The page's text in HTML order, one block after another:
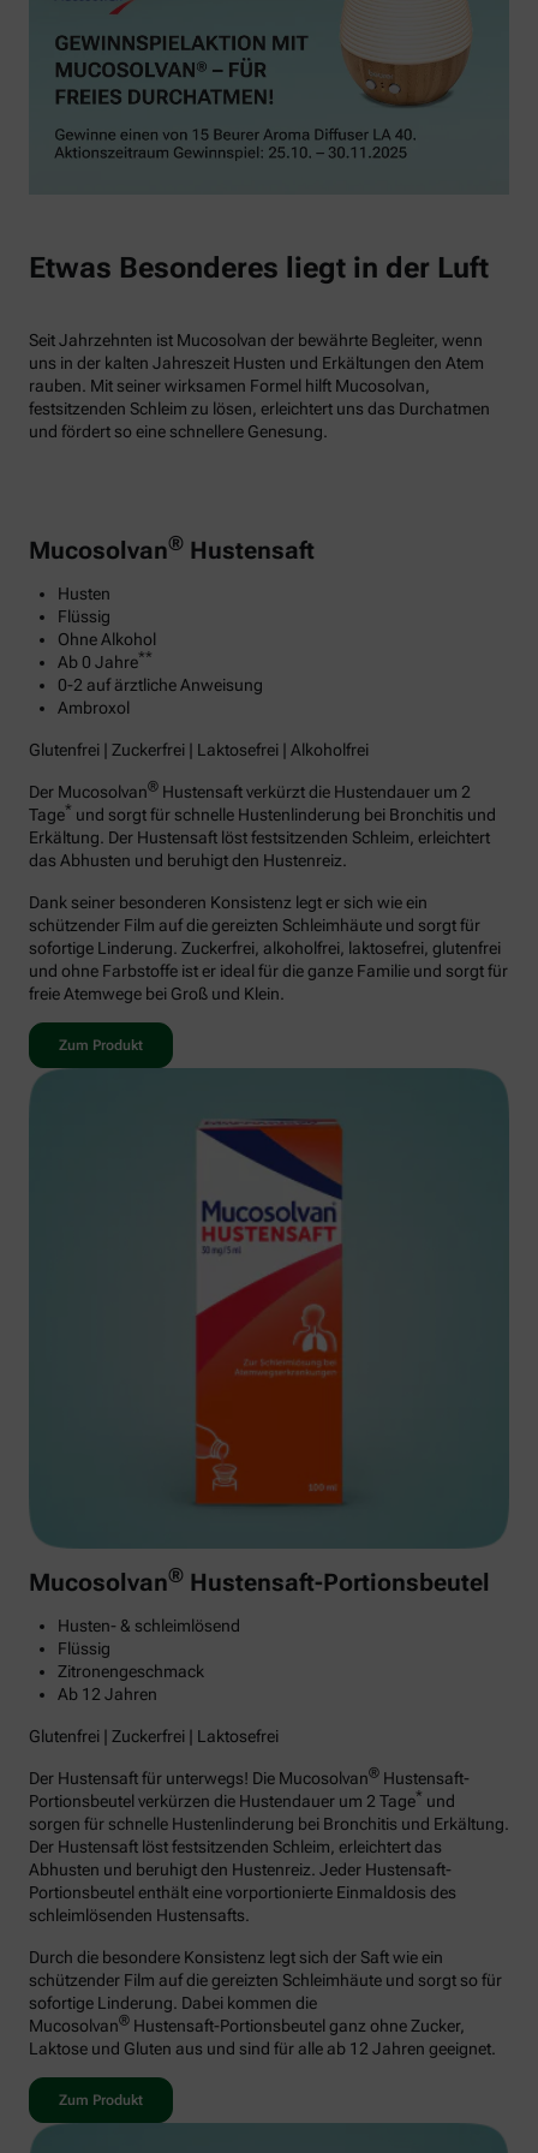
Etwas Besonderes liegt in der Luft
Seit Jahrzehnten ist Mucosolvan der bewährte Begleiter, wenn
uns in der kalten Jahreszeit Husten und Erkältungen den Atem
rauben. Mit seiner wirksamen Formel hilft Mucosolvan,
festsitzenden Schleim zu lösen, erleichtert uns das Durchatmen
und fördert so eine schnellere Genesung.
Mucosolvan® Hustensaft
Husten
Flüssig
Ohne Alkohol
Ab 0 Jahre**
0-2 auf ärztliche Anweisung
Ambroxol
Glutenfrei | Zuckerfrei | Laktosefrei | Alkoholfrei
Der Mucosolvan® Hustensaft verkürzt die Hustendauer um 2
Tage* und sorgt für schnelle Hustenlinderung bei Bronchitis und
Erkältung. Der Hustensaft löst festsitzenden Schleim, erleichtert
das Abhusten und beruhigt den Hustenreiz.
Dank seiner besonderen Konsistenz legt er sich wie ein
schützender Film auf die gereizten Schleimhäute und sorgt für
sofortige Linderung. Zuckerfrei, alkoholfrei, laktosefrei, glutenfrei
und ohne Farbstoffe ist er ideal für die ganze Familie und sorgt für
freie Atemwege bei Groß und Klein.
Zum Produkt
Mucosolvan® Hustensaft-Portionsbeutel
Husten- & schleimlösend
Flüssig
Zitronengeschmack
Ab 12 Jahren
Glutenfrei | Zuckerfrei | Laktosefrei
Der Hustensaft für unterwegs! Die Mucosolvan® Hustensaft-
Portionsbeutel verkürzen die Hustendauer um 2 Tage* und
sorgen für schnelle Hustenlinderung bei Bronchitis und Erkältung.
Der Hustensaft löst festsitzenden Schleim, erleichtert das
Abhusten und beruhigt den Hustenreiz. Jeder Hustensaft-
Portionsbeutel enthält eine vorportionierte Einmaldosis des
schleimlösenden Hustensafts.
Durch die besondere Konsistenz legt sich der Saft wie ein
schützender Film auf die gereizten Schleimhäute und sorgt so für
sofortige Linderung. Dabei kommen die
Mucosolvan® Hustensaft-Portionsbeutel ganz ohne Zucker,
Laktose und Gluten aus und sind für alle ab 12 Jahren geeignet.
Zum Produkt